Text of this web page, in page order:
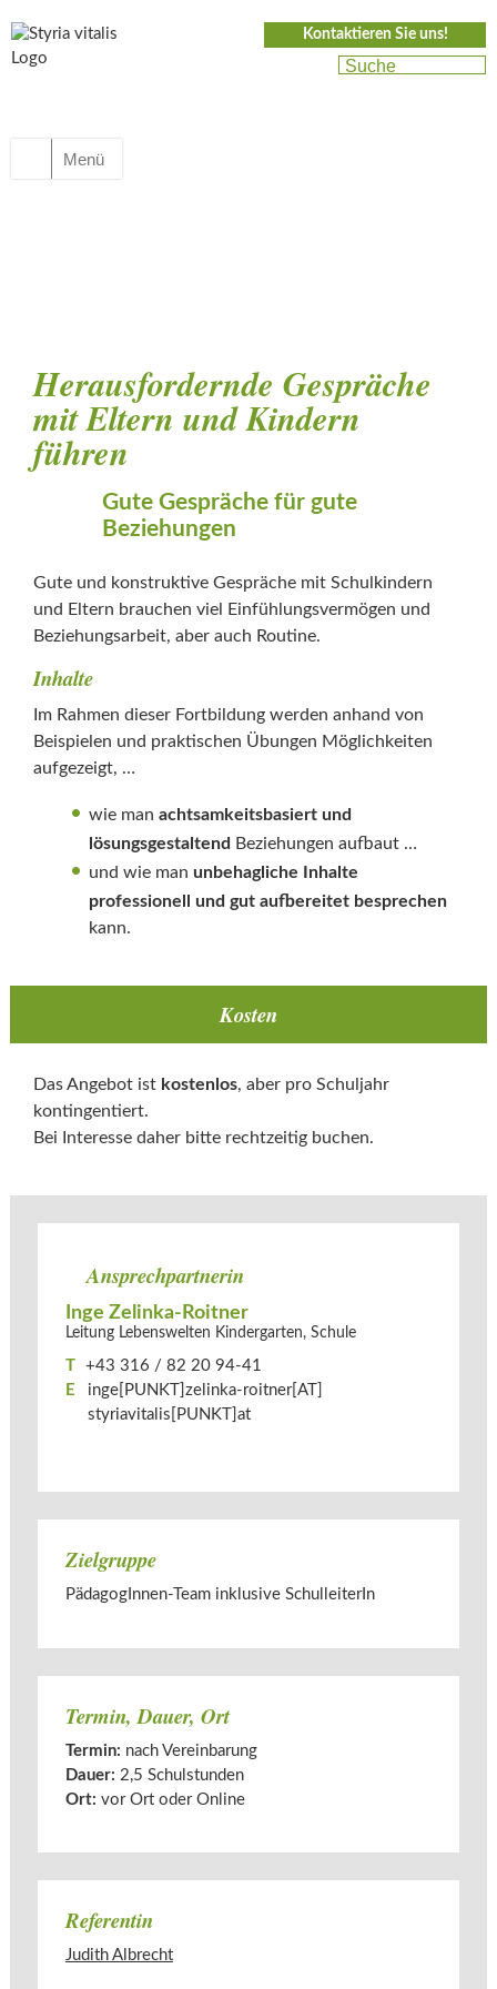
Kontaktieren Sie uns!
Menü
Herausfordernde Gespräche
mit Eltern und Kindern
führen
Gute Gespräche für gute
Beziehungen
Gute und konstruktive Gespräche mit Schulkindern
und Eltern brauchen viel Einfühlungsvermögen und
Beziehungsarbeit, aber auch Routine.
Inhalte
Im Rahmen dieser Fortbildung werden anhand von
Beispielen und praktischen Übungen Möglichkeiten
aufgezeigt, …
wie manachtsamkeitsbasiert und
lösungsgestaltend Beziehungen aufbaut …
und wie man unbehagliche Inhalte
professionell und gut aufbereitet besprechen
kann.
Kosten
Das Angebot ist kostenlos, aber pro Schuljahr
kontingentiert.
Bei Interesse daher bitte rechtzeitig buchen.
Ansprechpartnerin
Inge Zelinka-Roitner
Leitung Lebenswelten Kindergarten, Schule
T +43 316 / 82 20 94-41
E
inge[PUNKT]zelinka-roitner[AT]​
styriavitalis[PUNKT]at
Zielgruppe
PädagogInnen-Team inklusive SchulleiterIn
Termin, Dauer, Ort
Termin: nach Vereinbarung
Dauer: 2,5 Schulstunden
Ort: vor Ort oder Online
Referentin
Judith Albrecht